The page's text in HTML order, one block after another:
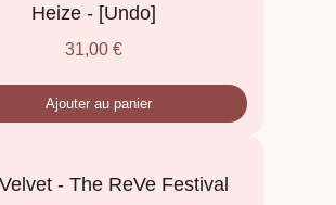
Heize - [Undo]
31,00 €
Ajouter au panier
- The ReVe Festival